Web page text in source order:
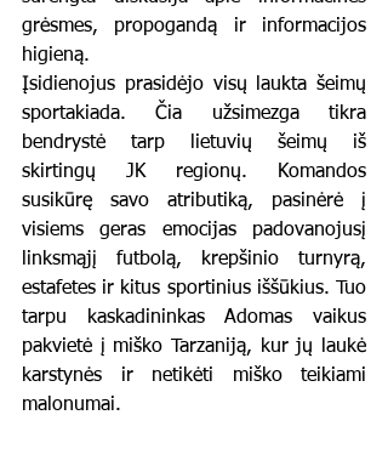
grėsmes, propogandą ir informacijos
higieną.
Įsidienojus prasidėjo visų laukta šeimų
sportakiada. Čia užsimezga tikra
bendrystė tarp lietuvių šeimų iš
skirtingų JK regionų. Komandos
susikūrę savo atributiką, pasinėrė į
visiems geras emocijas padovanojusį
linksmąjį futbolą, krepšinio turnyrą,
estafetes ir kitus sportinius iššūkius. Tuo
tarpu kaskadininkas Adomas vaikus
pakvietė į miško Tarzaniją, kur jų laukė
karstynės ir netikėti miško teikiami
malonumai.